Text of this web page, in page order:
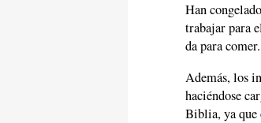
Han
trabajar para
da para comer.
Además, los
haciéndose
Biblia, ya que